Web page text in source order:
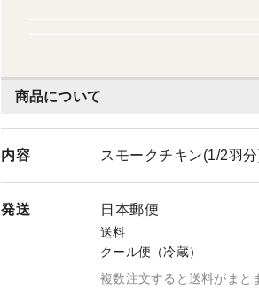
商品について
内容 スモークチキン(1/2羽
発送 日本郵便
送料
クール便（冷蔵）
複数注文すると送料がまと